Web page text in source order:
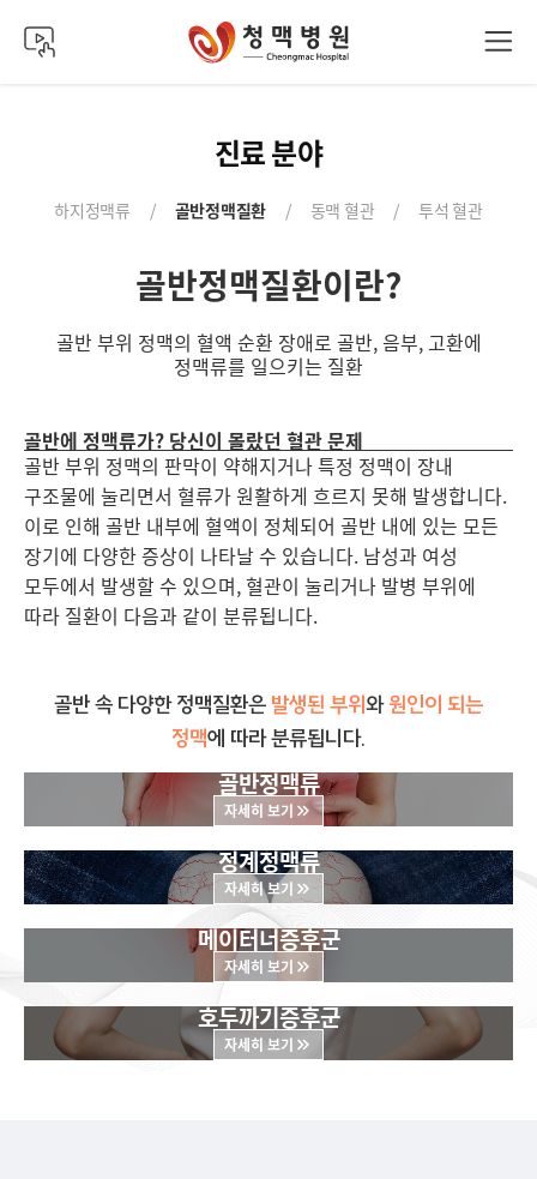
진료 분야
하지정맥류 / 골반정맥질환 / 동맥 혈관 / 투석 혈관
골반정맥질환이란?
골반 부위 정맥의 혈액 순환 장애로 골반, 음부, 고환에
정맥류를 일으키는 질환
골반에 정맥류가? 당신이 몰랐던 혈관 문제
골반 부위 정맥의 판막이 약해지거나 특정 정맥이 장내
구조물에 눌리면서 혈류가 원활하게 흐르지 못해 발생합니다.
이로 인해 골반 내부에 혈액이 정체되어 골반 내에 있는 모든
장기에 다양한 증상이 나타날 수 있습니다. 남성과 여성
모두에서 발생할 수 있으며, 혈관이 눌리거나 발병 부위에
따라 질환이 다음과 같이 분류됩니다.
골반속 다양한 정맥질환은 발생된 부위와원인이 되는
정맥에 따라 분류됩니다.
골반정맥류
자세히 보기
정계정맥류
자세히 보기
메이터너증후군
자세히 보기
호두까기증후군
자세히 보기